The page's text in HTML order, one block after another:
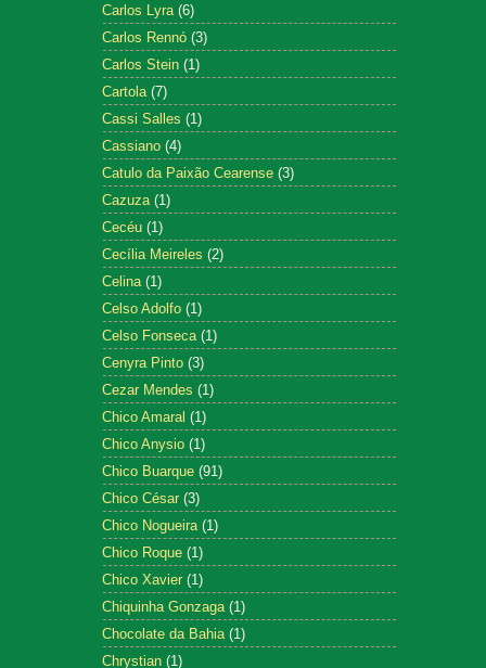
Carlos Lyra (6)
Carlos Rennó (3)
Carlos Stein (1)
Cartola (7)
Cassi Salles (1)
Cassiano (4)
Catulo da Paixão Cearense (3)
Cazuza (1)
Cecéu (1)
Cecília Meireles (2)
Celina (1)
Celso Adolfo (1)
Celso Fonseca (1)
Cenyra Pinto (3)
Cezar Mendes (1)
Chico Amaral (1)
Chico Anysio (1)
Chico Buarque (91)
Chico César (3)
Chico Nogueira (1)
Chico Roque (1)
Chico Xavier (1)
Chiquinha Gonzaga (1)
Chocolate da Bahia (1)
Chrystian (1)